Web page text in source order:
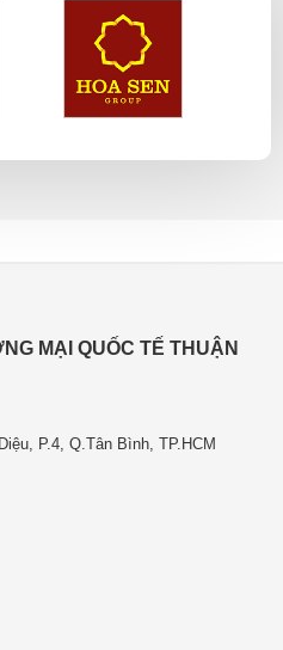
MẠI QUỐC TẾ THUẬN
P.4, Q.Tân Bình, TP.HCM